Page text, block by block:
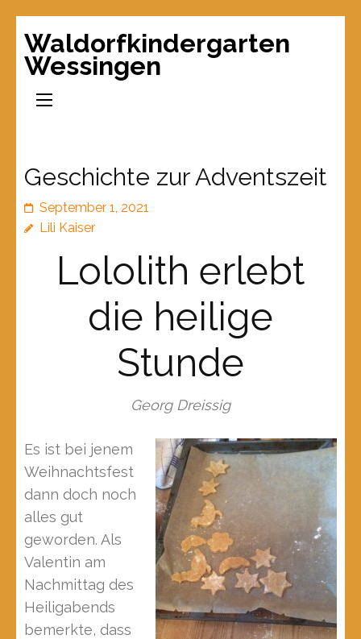
Waldorfkindergarten
Wessingen
Geschichte zur Adventszeit
September 1, 2021
Lili Kaiser
Lololith erlebt
die heilige
Stunde
Georg Dreissig
Es ist bei jenem
Weihnachtsfest
dann doch noch
alles gut
geworden. Als
Valentin am
Nachmittag des
Heiligabends
bemerkte, dass